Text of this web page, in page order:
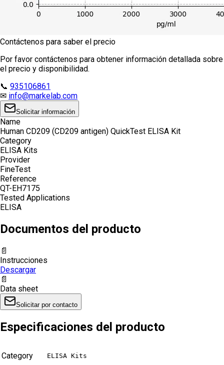
Contáctenos para saber el precio
Por favor contáctenos para obtener información detallada sobre
el precio y disponibilidad.
📞 935106861
✉ info@markelab.com
Solicitar información
Name
Human CD209 (CD209 antigen) QuickTest ELISA Kit
Category
ELISA Kits
Provider
FineTest
Reference
QT-EH7175
Tested Applications
ELISA
Documentos del producto
📄
Instrucciones
Descargar
📄
Data sheet
Solicitar por contacto
Especificaciones del producto
Category ELISA Kits